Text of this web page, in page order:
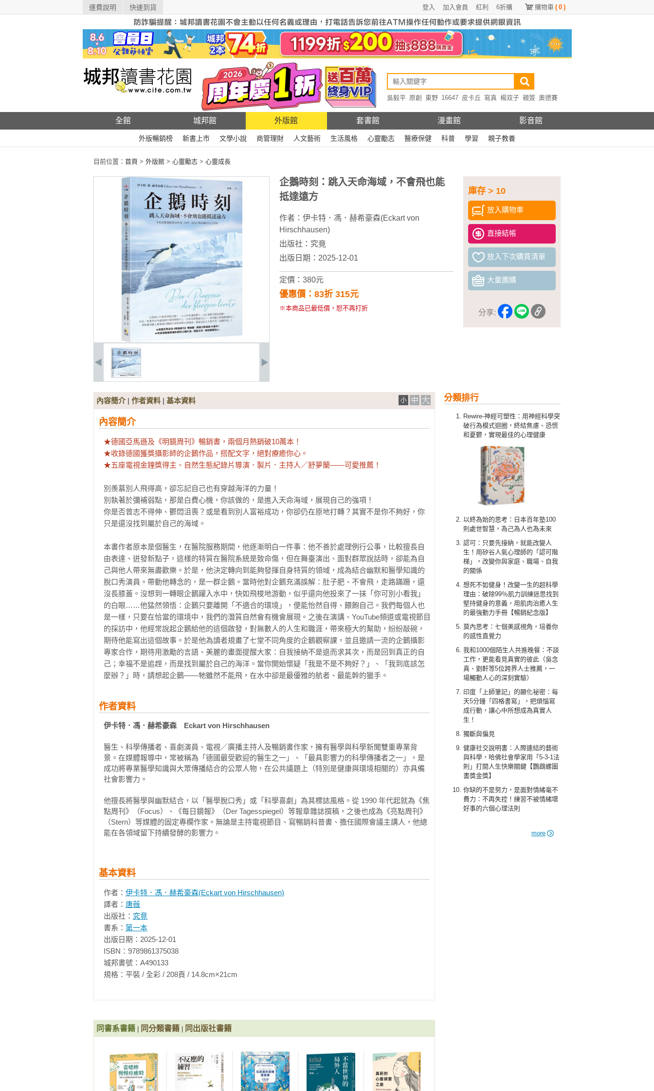
運費說明 快速到貨 購物車 ( 0 )
6折購
紅利
加入會員
登入
吳毅平 原創 東野 16647 皮卡丘 寫真 楊双子 親簽 奧德賽
全館 城邦館 外版館 套書館 漫畫館 影音館
外版暢銷榜 新書上市 文學小說 商管理財 人文藝術 生活風格 心靈勵志 醫療保健 科普 學習 親子教養
目前位置： 首頁 > 外版館 > 心靈勵志 > 心靈成長
庫存 > 10
放入購物車
直接結帳
放入下次購買清單
大量團購
分享:
企鵝時刻：跳入天命海域，不會飛也能
抵達遠方
作者： 伊卡特．馮．赫希豪森(Eckart von
Hirschhausen)
出版社： 究竟
出版日期：2025-12-01
定價：380元
優惠價：83折 315元
※本商品已最低價，恕不再打折
分類排行
Rewire-神經可塑性：用神經科學突
破行為模式迴圈，終結焦慮、恐慌
和憂鬱，實現最佳的心理健康
以終為始的思考：日本百年塾100
則處世智慧，為己為人也為未來
認可：只要先接納，就能改變人
生！用矽谷人氣心理師的「認可階
梯」，改變你與家庭、職場、自我
的關係
想死不如健身！改變一生的超科學
理由：破除99％肌力訓練迷思找到
堅持健身的意義，用肌肉治癒人生
的最強動力手冊【暢銷紀念版】
莫內思考：七個美感視角，培養你
的感性直覺力
我和1000個陌生人共進晚餐：不談
工作，更能看見真實的彼此（吳念
真、劉軒等5位跨界人士推薦，一
場觸動人心的深刻實驗）
印度「上師筆記」的顯化祕密：每
天5分鐘「四格書寫」，把煩惱寫
成行動，讓心中所想成為真實人
生！
獨斷與偏見
健康社交說明書：人際連結的藝術
與科學，哈佛社會學家用「5-3-1法
則」打開人生快樂關鍵【鸚鵡螺圖
書獎金獎】
你缺的不是努力，是面對情緒毫不
費力：不再失控！練習不被情緒壞
好事的六個心理法則
more
內容簡介| 作者資料 | 基本資料
內容簡介
★德國亞馬遜及《明鏡周刊》暢銷書，兩個月熱銷破10萬本！
★收錄德國獲獎攝影師的企鵝作品，搭配文字，絕對療癒你心。
★五座電視金鐘獎得主、自然生態紀錄片導演．製片．主持人／舒夢蘭——可愛推薦！
別羨慕別人飛得高，卻忘記自己也有穿越海洋的力量！
別執著於彌補弱點，那是白費心機，你該做的，是進入天命海域，展現自己的強項！
你是否曾志不得伸、鬱悶沮喪？或是看到別人富裕成功，你卻仍在原地打轉？其實不是你不夠好，你
只是還沒找到屬於自己的海域。
本書作者原本是個醫生，在醫院服務期間，他逐漸明白一件事：他不善於處理例行公事，比較擅長自
由表達、迸發新點子，這樣的特質在醫院系統是致命傷，但在舞臺演出、面對群眾說話時，卻能為自
己與他人帶來無盡歡樂。於是，他決定轉向到能夠發揮自身特質的領域，成為結合幽默和醫學知識的
脫口秀演員。帶動他轉念的，是一群企鵝。當時他對企鵝充滿誤解：肚子肥、不會飛，走路蹣跚，還
沒長膝蓋。沒想到一轉眼企鵝躍入水中，快如飛梭地游動，似乎還向他投來了一抹「你可別小看我」
的白眼……他猛然領悟：企鵝只要離開「不適合的環境」，便能怡然自得、餵飽自己。我們每個人也
是一樣，只要在恰當的環境中，我們的潛質自然會有機會展現。之後在演講、YouTube頻道或電視節目
的採訪中，他經常說起企鵝給他的這個啟發，對無數人的人生和職涯，帶來極大的幫助，紛紛敲碗，
期待他能寫出這個故事。於是他為讀者規畫了七堂不同角度的企鵝觀察課，並且邀請一流的企鵝攝影
專家合作，期待用激勵的言語、美麗的畫面提醒大家：自我接納不是退而求其次，而是回到真正的自
己；幸福不是追趕，而是找到屬於自己的海洋。當你開始懷疑「我是不是不夠好？」、「我到底該怎
麼辦？」時，請想起企鵝——牠雖然不能飛，在水中卻是最優雅的航者、最能幹的獵手。
作者資料
伊卡特．馮．赫希豪森　Eckart von Hirschhausen
醫生、科學傳播者、喜劇演員、電視／廣播主持人及暢銷書作家，擁有醫學與科學新聞雙重專業背
景。在媒體報導中，常被稱為「德國最受歡迎的醫生之一」、「最具影響力的科學傳播者之一」，是
成功將專業醫學知識與大眾傳播結合的公眾人物，在公共議題上（特別是健康與環境相關的）亦具備
社會影響力。
他擅長將醫學與幽默結合，以「醫學脫口秀」或「科學喜劇」為其標誌風格。從 1990 年代起就為《焦
點周刊》（Focus）、《每日鏡報》（Der Tagesspiegel）等報章雜誌撰稿，之後也成為《亮點周刊》
（Stern）等媒體的固定專欄作家。無論是主持電視節目、寫暢銷科普書、擔任國際會議主講人，他總
能在各領域留下持續發酵的影響力。
基本資料
作者： 伊卡特．馮．赫希豪森(Eckart von Hirschhausen)
譯者： 唐薇
出版社： 究竟
書系： 第一本
出版日期：2025-12-01
ISBN：9789861375038
城邦書號：A490133
規格：平裝 / 全彩 / 208頁 / 14.8cm×21cm
同書系書籍 同分類書籍 同出版社書籍